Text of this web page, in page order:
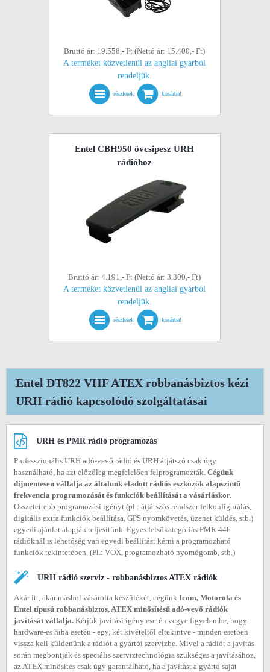
Bruttó ár: 19.558,- Ft (Nettó ár: 15.400,- Ft)
A terméket közvetlenül az angliai gyárból
rendeljük.
részletek kosárba!
Entel CBH950 övcsipesz URH
rádióhoz
Bruttó ár: 4.191,- Ft (Nettó ár: 3.300,- Ft)
A terméket közvetlenül az angliai gyárból
rendeljük.
részletek kosárba!
Entel DT822 VHF ATEX robbanásbiztos kézi
URH rádió kapcsolódó szolgáltatásai
URH és PMR rádió programozás
Professzionális URH adó-vevő rádió és URH átjátszó csak úgy
használható, ha azt előzőleg megfelelően felprogramozták. Cégünk
díjmentesen vállalja az általunk eladott rádiós eszközök alapszintű
frekvencia programozását és funkciók beállítását a vásárláskor.
Összetettebb programozási igényt (pl.: átjátszós rendszer felkonfigurálás,
digitális extra funkciók beállítása, GPS nyomkövetés, üzenet küldés, stb.)
egyedi ajánlat alapján teljesítünk. Egyes felsőkategóriás PMR 446
rádióknál is lehetőség van egyedi beállítást kérni a programozható
funkciók tekintetében. (Pl.: VOX, programozható nyomógomb, stb.)
URH rádió szerviz - robbanásbiztos ATEX rádiók
Akár itt, akár máshol vásárolta készülékét, cégünk Icom, Motorola és
Entel típusú robbanásbiztos, ATEX minősítésű adó-vevő rádiók
javítását vállalja. Kérjük javítási igény esetén vegye figyelembe, hogy
hardware-es hiba esetén - egy, két kivételtől eltekintve - minden esetben
vissza kell küldenünk a rádiót a gyártói szervizbe. Mivel a rádiót a javítás
során megbontják és speciális szerviztechnológia szükséges a javításához,
az ATEX minősítés csak úgy garantálható, ha a javítást a gyártó saját